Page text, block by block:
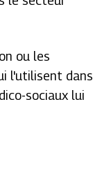
ou les
l'utilisent dans
sociaux lui